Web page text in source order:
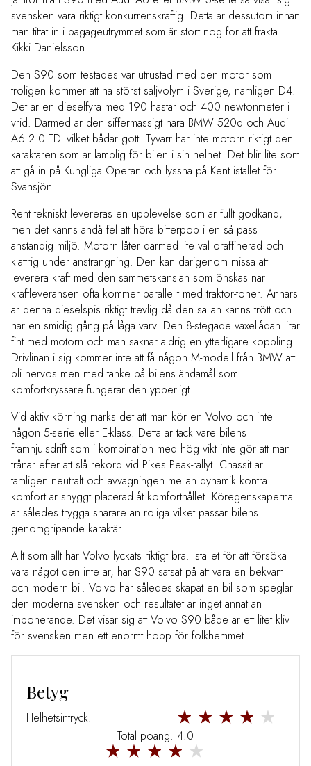
svensken vara riktigt konkurrenskraftig. Detta är dessutom innan
man tittat in i bagageutrymmet som är stort nog för att frakta
Kikki Danielsson.
Den S90 som testades var utrustad med den motor som
troligen kommer att ha störst säljvolym i Sverige, nämligen D4.
Det är en dieselfyra med 190 hästar och 400 newtonmeter i
vrid. Därmed är den siffermässigt nära BMW 520d och Audi
A6 2.0 TDI vilket bådar gott. Tyvärr har inte motorn riktigt den
karaktären som är lämplig för bilen i sin helhet. Det blir lite som
att gå in på Kungliga Operan och lyssna på Kent istället för
Svansjön.
Rent tekniskt levereras en upplevelse som är fullt godkänd,
men det känns ändå fel att höra bitterpop i en så pass
anständig miljö. Motorn låter därmed lite väl oraffinerad och
klattrig under ansträngning. Den kan därigenom missa att
leverera kraft med den sammetskänslan som önskas när
kraftleveransen ofta kommer parallellt med traktor-toner. Annars
är denna dieselspis riktigt trevlig då den sällan känns trött och
har en smidig gång på låga varv. Den 8-stegade växellådan lirar
fint med motorn och man saknar aldrig en ytterligare koppling.
Drivlinan i sig kommer inte att få någon M-modell från BMW att
bli nervös men med tanke på bilens ändamål som
komfortkryssare fungerar den ypperligt.
Vid aktiv körning märks det att man kör en Volvo och inte
någon 5-serie eller E-klass. Detta är tack vare bilens
framhjulsdrift som i kombination med hög vikt inte gör att man
trånar efter att slå rekord vid Pikes Peak-rallyt. Chassit är
tämligen neutralt och avvägningen mellan dynamik kontra
komfort är snyggt placerad åt komforthållet. Köregenskaperna
är således trygga snarare än roliga vilket passar bilens
genomgripande karaktär.
Allt som allt har Volvo lyckats riktigt bra. Istället för att försöka
vara något den inte är, har S90 satsat på att vara en bekväm
och modern bil. Volvo har således skapat en bil som speglar
den moderna svensken och resultatet är inget annat än
imponerande. Det visar sig att Volvo S90 både är ett litet kliv
för svensken men ett enormt hopp för folkhemmet.
Betyg
Helhetsintryck:
Total poäng: 4.0